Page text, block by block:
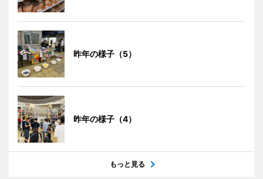
昨年の様子（5）
昨年の様子（4）
もっと見る